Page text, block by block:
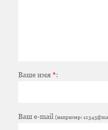
Ваше имя*:
Ваш e-mail (например: